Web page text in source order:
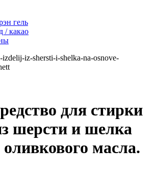
гель
/ какао
для стирки
шерсти и шелка
оливкового масла.